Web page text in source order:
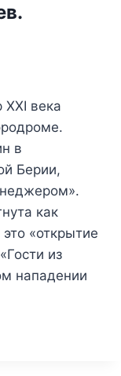
века
в
Берии,
как
«открытие
из
нападении